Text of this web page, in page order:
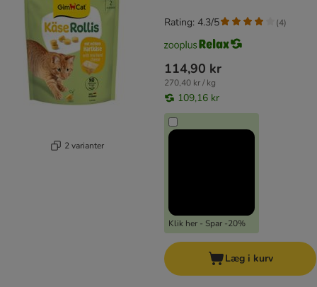
2 varianter
114,90 kr
270,40 kr / kg
109,16 kr
Klik her - Spar -20%
Rating: 4.3/5 (4)
Læg i kurv